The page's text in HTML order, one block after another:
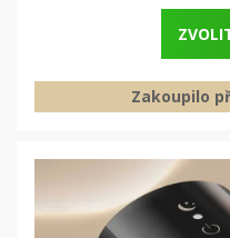
Zakoupilo